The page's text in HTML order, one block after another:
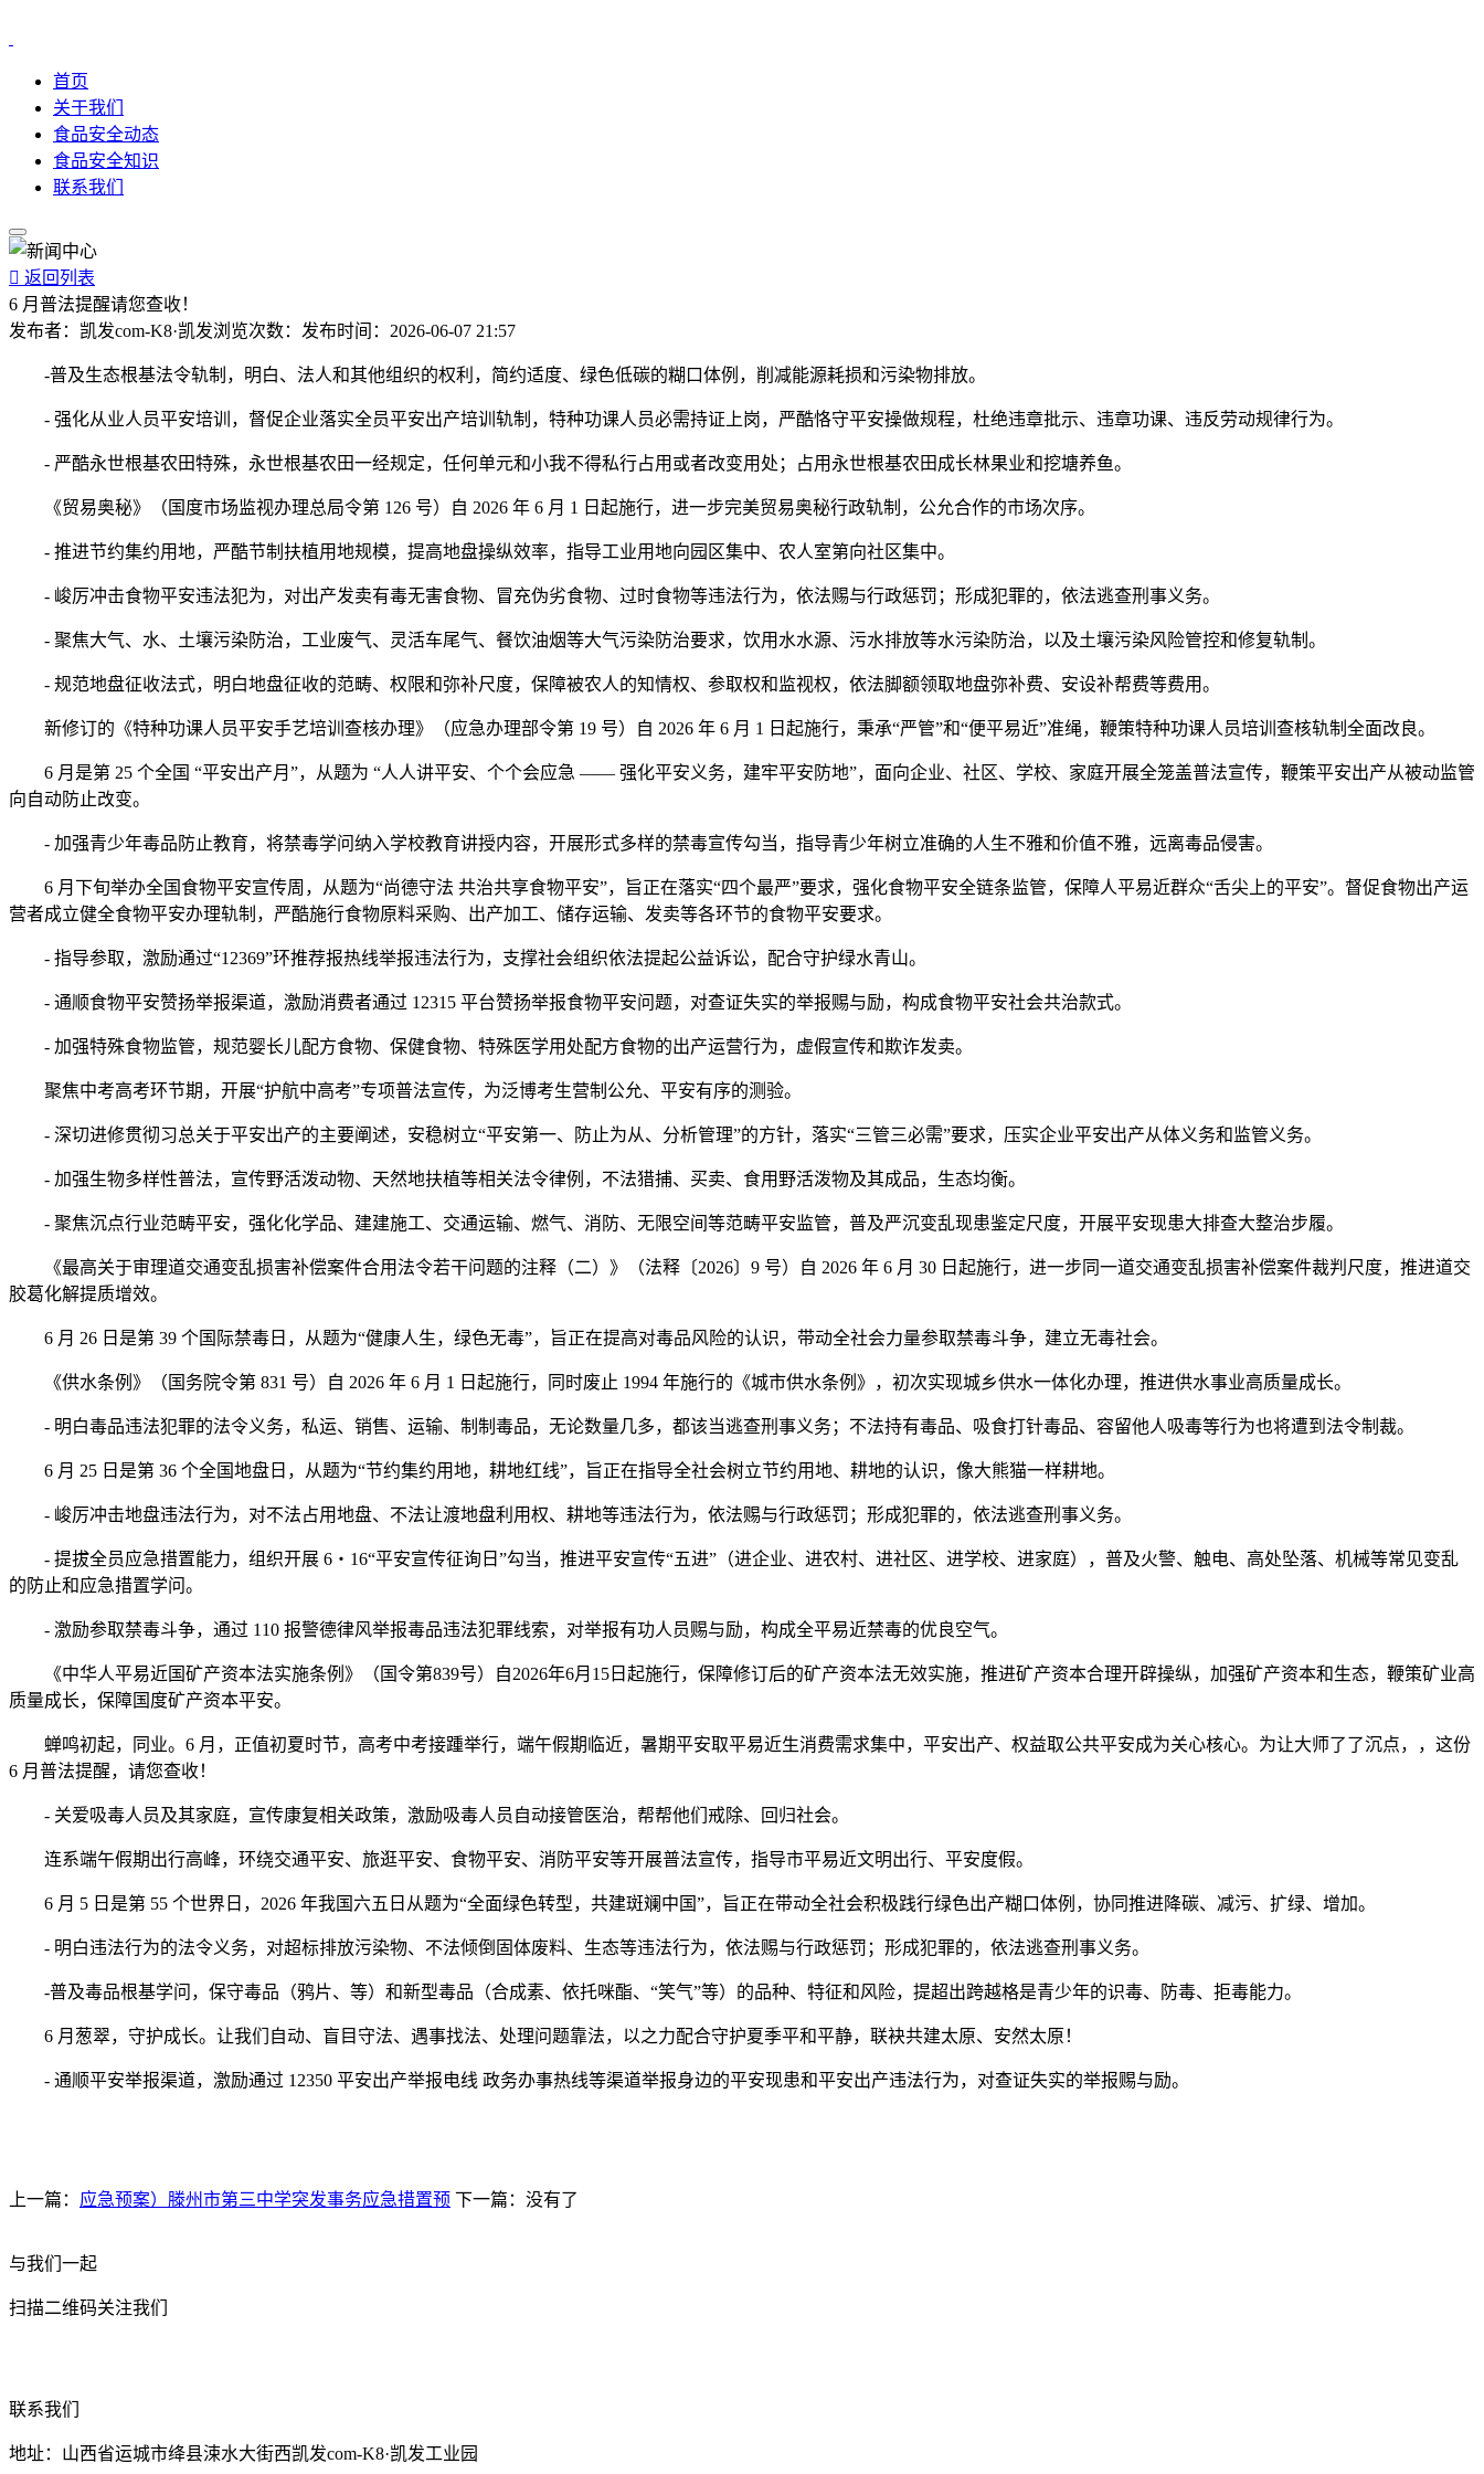
首页
关于我们
食品安全动态
食品安全知识
联系我们
 返回列表
6 月普法提醒请您查收！
发布者： 凯发com-K8·凯发浏览次数： 发布时间： 2026-06-07 21:57
-普及生态根基法令轨制，明白、法人和其他组织的权利，简约适度、绿色低碳的糊口体例，削减能源耗损和污染物排放。
- 强化从业人员平安培训，督促企业落实全员平安出产培训轨制，特种功课人员必需持证上岗，严酷恪守平安操做规程，杜绝违章批示、违章功课、违反劳动规律行为。
- 严酷永世根基农田特殊，永世根基农田一经规定，任何单元和小我不得私行占用或者改变用处；占用永世根基农田成长林果业和挖塘养鱼。
《贸易奥秘》（国度市场监视办理总局令第 126 号）自 2026 年 6 月 1 日起施行，进一步完美贸易奥秘行政轨制，公允合作的市场次序。
- 推进节约集约用地，严酷节制扶植用地规模，提高地盘操纵效率，指导工业用地向园区集中、农人室第向社区集中。
- 峻厉冲击食物平安违法犯为，对出产发卖有毒无害食物、冒充伪劣食物、过时食物等违法行为，依法赐与行政惩罚；形成犯罪的，依法逃查刑事义务。
- 聚焦大气、水、土壤污染防治，工业废气、灵活车尾气、餐饮油烟等大气污染防治要求，饮用水水源、污水排放等水污染防治，以及土壤污染风险管控和修复轨制。
- 规范地盘征收法式，明白地盘征收的范畴、权限和弥补尺度，保障被农人的知情权、参取权和监视权，依法脚额领取地盘弥补费、安设补帮费等费用。
新修订的《特种功课人员平安手艺培训查核办理》（应急办理部令第 19 号）自 2026 年 6 月 1 日起施行，秉承“严管”和“便平易近”准绳，鞭策特种功课人员培训查核轨制全面改良。
6 月是第 25 个全国 “平安出产月”，从题为 “人人讲平安、个个会应急 —— 强化平安义务，建牢平安防地”，面向企业、社区、学校、家庭开展全笼盖普法宣传，鞭策平安出产从被动监管
向自动防止改变。
- 加强青少年毒品防止教育，将禁毒学问纳入学校教育讲授内容，开展形式多样的禁毒宣传勾当，指导青少年树立准确的人生不雅和价值不雅，远离毒品侵害。
6 月下旬举办全国食物平安宣传周，从题为“尚德守法 共治共享食物平安”，旨正在落实“四个最严”要求，强化食物平安全链条监管，保障人平易近群众“舌尖上的平安”。督促食物出产运
营者成立健全食物平安办理轨制，严酷施行食物原料采购、出产加工、储存运输、发卖等各环节的食物平安要求。
- 指导参取，激励通过“12369”环推荐报热线举报违法行为，支撑社会组织依法提起公益诉讼，配合守护绿水青山。
- 通顺食物平安赞扬举报渠道，激励消费者通过 12315 平台赞扬举报食物平安问题，对查证失实的举报赐与励，构成食物平安社会共治款式。
- 加强特殊食物监管，规范婴长儿配方食物、保健食物、特殊医学用处配方食物的出产运营行为，虚假宣传和欺诈发卖。
聚焦中考高考环节期，开展“护航中高考”专项普法宣传，为泛博考生营制公允、平安有序的测验。
- 深切进修贯彻习总关于平安出产的主要阐述，安稳树立“平安第一、防止为从、分析管理”的方针，落实“三管三必需”要求，压实企业平安出产从体义务和监管义务。
- 加强生物多样性普法，宣传野活泼动物、天然地扶植等相关法令律例，不法猎捕、买卖、食用野活泼物及其成品，生态均衡。
- 聚焦沉点行业范畴平安，强化化学品、建建施工、交通运输、燃气、消防、无限空间等范畴平安监管，普及严沉变乱现患鉴定尺度，开展平安现患大排查大整治步履。
《最高关于审理道交通变乱损害补偿案件合用法令若干问题的注释（二）》（法释〔2026〕9 号）自 2026 年 6 月 30 日起施行，进一步同一道交通变乱损害补偿案件裁判尺度，推进道交
胶葛化解提质增效。
6 月 26 日是第 39 个国际禁毒日，从题为“健康人生，绿色无毒”，旨正在提高对毒品风险的认识，带动全社会力量参取禁毒斗争，建立无毒社会。
《供水条例》（国务院令第 831 号）自 2026 年 6 月 1 日起施行，同时废止 1994 年施行的《城市供水条例》，初次实现城乡供水一体化办理，推进供水事业高质量成长。
- 明白毒品违法犯罪的法令义务，私运、销售、运输、制制毒品，无论数量几多，都该当逃查刑事义务；不法持有毒品、吸食打针毒品、容留他人吸毒等行为也将遭到法令制裁。
6 月 25 日是第 36 个全国地盘日，从题为“节约集约用地，耕地红线”，旨正在指导全社会树立节约用地、耕地的认识，像大熊猫一样耕地。
- 峻厉冲击地盘违法行为，对不法占用地盘、不法让渡地盘利用权、耕地等违法行为，依法赐与行政惩罚；形成犯罪的，依法逃查刑事义务。
- 提拔全员应急措置能力，组织开展 6・16“平安宣传征询日”勾当，推进平安宣传“五进”（进企业、进农村、进社区、进学校、进家庭），普及火警、触电、高处坠落、机械等常见变乱
的防止和应急措置学问。
- 激励参取禁毒斗争，通过 110 报警德律风举报毒品违法犯罪线索，对举报有功人员赐与励，构成全平易近禁毒的优良空气。
《中华人平易近国矿产资本法实施条例》（国令第839号）自2026年6月15日起施行，保障修订后的矿产资本法无效实施，推进矿产资本合理开辟操纵，加强矿产资本和生态，鞭策矿业高
质量成长，保障国度矿产资本平安。
蝉鸣初起，同业。6 月，正值初夏时节，高考中考接踵举行，端午假期临近，暑期平安取平易近生消费需求集中，平安出产、权益取公共平安成为关心核心。为让大师了了沉点，，这份
6 月普法提醒，请您查收！
- 关爱吸毒人员及其家庭，宣传康复相关政策，激励吸毒人员自动接管医治，帮帮他们戒除、回归社会。
连系端午假期出行高峰，环绕交通平安、旅逛平安、食物平安、消防平安等开展普法宣传，指导市平易近文明出行、平安度假。
6 月 5 日是第 55 个世界日，2026 年我国六五日从题为“全面绿色转型，共建斑斓中国”，旨正在带动全社会积极践行绿色出产糊口体例，协同推进降碳、减污、扩绿、增加。
- 明白违法行为的法令义务，对超标排放污染物、不法倾倒固体废料、生态等违法行为，依法赐与行政惩罚；形成犯罪的，依法逃查刑事义务。
-普及毒品根基学问，保守毒品（鸦片、等）和新型毒品（合成素、依托咪酯、“笑气”等）的品种、特征和风险，提超出跨越格是青少年的识毒、防毒、拒毒能力。
6 月葱翠，守护成长。让我们自动、盲目守法、遇事找法、处理问题靠法，以之力配合守护夏季平和平静，联袂共建太原、安然太原！
- 通顺平安举报渠道，激励通过 12350 平安出产举报电线 政务办事热线等渠道举报身边的平安现患和平安出产违法行为，对查证失实的举报赐与励。
上一篇： 应急预案）滕州市第三中学突发事务应急措置预 下一篇：没有了
与我们一起
扫描二维码关注我们
联系我们
地址：山西省运城市绛县涑水大街西凯发com-K8·凯发工业园